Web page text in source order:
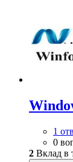
1
0
2 Вклад в